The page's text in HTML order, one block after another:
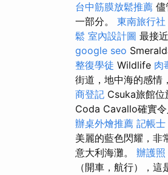
台中筋膜放鬆推薦 儘
一部分。 東南旅行
鬆 室內設計圖 最接
google seo
整復學徒 Wildlife 肉
街道，地中海的感情
商登記 Csuka旅館
Coda Cavallo確實
辦桌外燴推薦 記帳
美麗的藍色閃耀，非
意大利海灘。 辦護照
（開車，航行），